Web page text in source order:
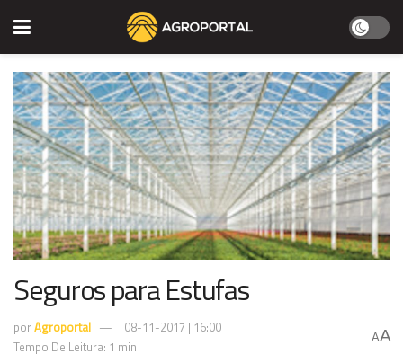
Seguros para Estufas
porAgroportal
08-11-2017 | 16:00
Tempo De Leitura: 1 min
AA